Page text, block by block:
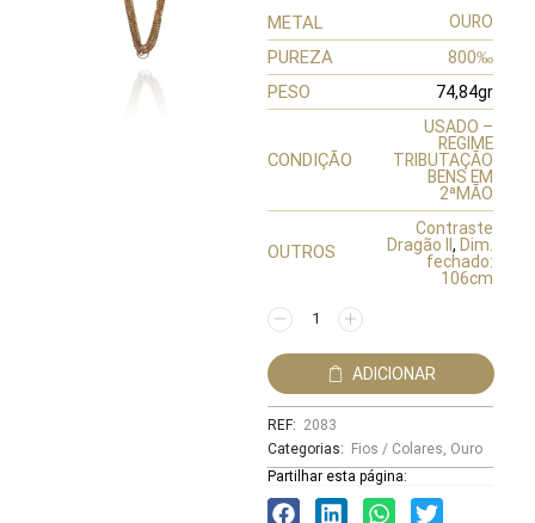
METAL OURO
PUREZA 800‰
PESO 74,84gr
CONDIÇÃO
USADO –
REGIME
TRIBUTAÇÃO
BENS EM
2ªMÃO
OUTROS
Contraste
Dragão II , Dim.
fechado:
106cm
ADICIONAR
REF: 2083
Categorias:
Fios / Colares, Ouro
Partilhar esta página: